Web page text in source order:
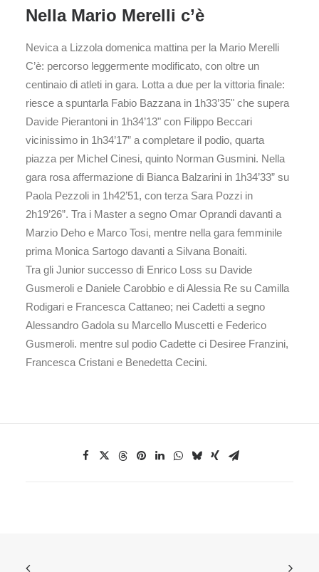
Nella Mario Merelli c’è
Nevica a Lizzola domenica mattina per la Mario Merelli
C’è: percorso leggermente modificato, con oltre un
centinaio di atleti in gara. Lotta a due per la vittoria finale:
riesce a spuntarla Fabio Bazzana in 1h33’35" che supera
Davide Pierantoni in 1h34’13" con Filippo Beccari
vicinissimo in 1h34’17” a completare il podio, quarta
piazza per Michel Cinesi, quinto Norman Gusmini. Nella
gara rosa affermazione di Bianca Balzarini in 1h34’33” su
Paola Pezzoli in 1h42’51, con terza Sara Pozzi in
2h19’26”. Tra i Master a segno Omar Oprandi davanti a
Marzio Deho e Marco Tosi, mentre nella gara femminile
prima Monica Sartogo davanti a Silvana Bonaiti.
Tra gli Junior successo di Enrico Loss su Davide
Gusmeroli e Daniele Carobbio e di Alessia Re su Camilla
Rodigari e Francesca Cattaneo; nei Cadetti a segno
Alessandro Gadola su Marcello Muscetti e Federico
Gusmeroli. mentre sul podio Cadette ci Desiree Franzini,
Francesca Cristani e Benedetta Cecini.